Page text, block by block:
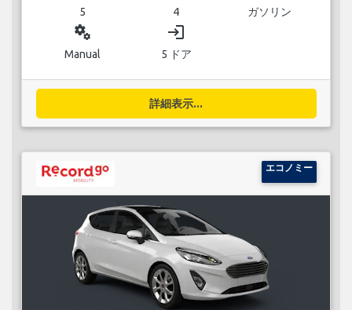
5 4 ガソリン
miscellaneous_services
Manual
login
5 ドア
詳細表示...
エコノミー